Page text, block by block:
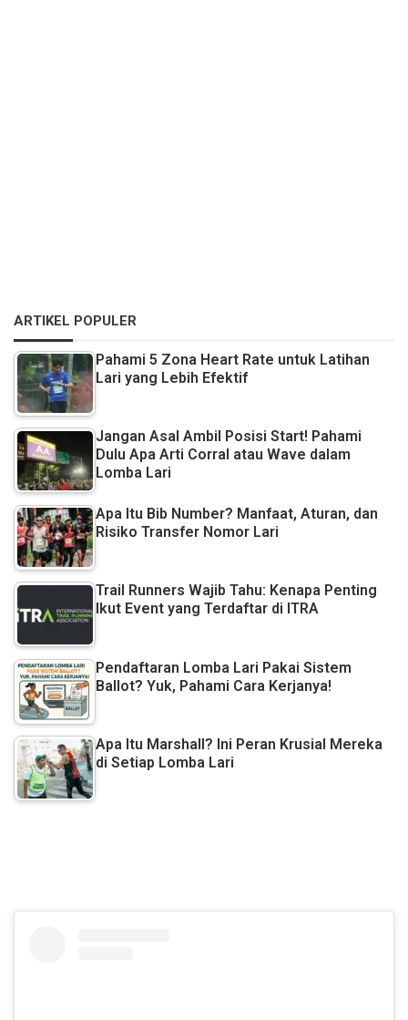
ARTIKEL POPULER
Pahami 5 Zona Heart Rate untuk Latihan
Lari yang Lebih Efektif
Jangan Asal Ambil Posisi Start! Pahami
Dulu Apa Arti Corral atau Wave dalam
Lomba Lari
Apa Itu Bib Number? Manfaat, Aturan, dan
Risiko Transfer Nomor Lari
Trail Runners Wajib Tahu: Kenapa Penting
Ikut Event yang Terdaftar di ITRA
Pendaftaran Lomba Lari Pakai Sistem
Ballot? Yuk, Pahami Cara Kerjanya!
Apa Itu Marshall? Ini Peran Krusial Mereka
di Setiap Lomba Lari